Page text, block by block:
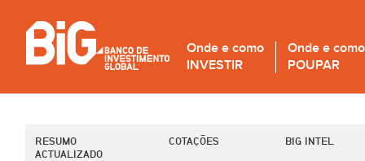
Onde e como
INVESTIR
Onde e como
POUPAR
RESUMO
ACTUALIZADO
COTAÇÕES BIG INTEL